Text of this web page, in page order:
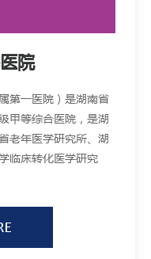
院
第一医院）是湖南省
甲等综合医院，是湖
老年医学研究所、湖
临床转化医学研究